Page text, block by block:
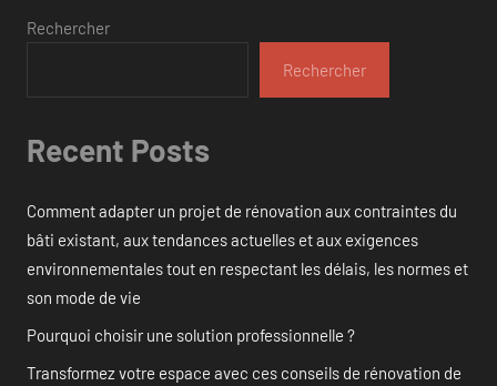
Rechercher
Rechercher
Recent Posts
Comment adapter un projet de rénovation aux contraintes du
bâti existant, aux tendances actuelles et aux exigences
environnementales tout en respectant les délais, les normes et
son mode de vie
Pourquoi choisir une solution professionnelle ?
Transformez votre espace avec ces conseils de rénovation de